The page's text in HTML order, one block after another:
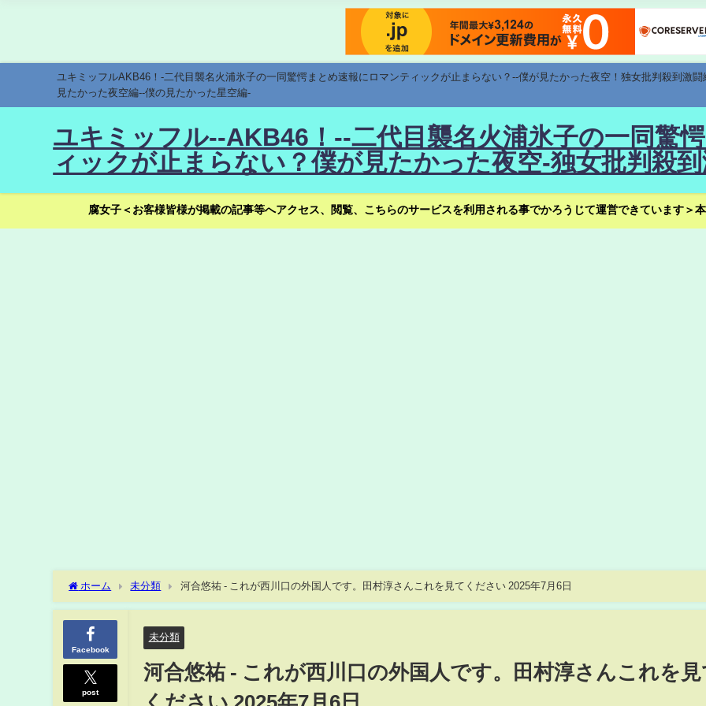
ユキミッフルAKB46！-二代目襲名火浦氷子の一同驚愕まとめ速報にロマンティックが止まらない？--僕が見たかった夜空！独女批判殺到激
見たかった夜空編--僕の見たかった星空編-
ユキミッフル--AKB46！--二代目襲名火浦氷子の一同驚
ィックが止まらない？僕が見たかった夜空-独女批判殺
腐女子＜お客様皆様が掲載の記事等へアクセス、閲覧、こちらのサービスを利用される事でかろうじて運営できています＞
ホーム 未分類 河合悠祐 - これが西川口の外国人です。田村淳さんこれを見てください 2025年7月6日
Facebook
post
未分類
河合悠祐 - これが西川口の外国人です。田村淳さんこれを見